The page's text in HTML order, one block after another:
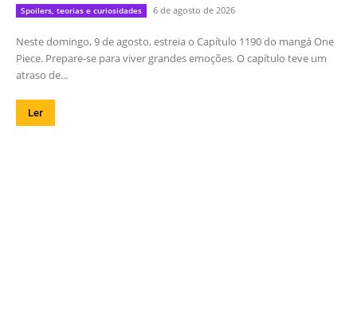
Spoilers, teorias e curiosidades 6 de agosto de 2026
Neste domingo, 9 de agosto, estreia o Capítulo 1190 do mangá One
Piece. Prepare-se para viver grandes emoções. O capítulo teve um
atraso de...
Ler